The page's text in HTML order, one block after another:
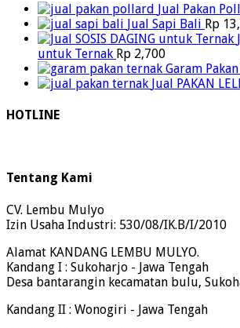
Jual Pakan
Jual Sapi Bali Rp
untuk Ternak Rp 2,700
Garam
Jual PAKAN
HOTLINE
Tentang Kami
CV. Lembu Mulyo
Izin Usaha Industri: 530/08/IK.B/I/2010
Alamat KANDANG LEMBU MULYO.
Kandang I : Sukoharjo - Jawa Tengah
Desa bantarangin kecamatan bulu,
Kandang II : Wonogiri - Jawa Tengah